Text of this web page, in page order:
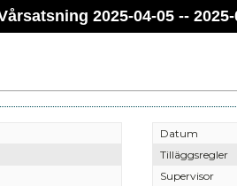
2025-04-05 -- 2025-
Datum
Tilläggsregler
Supervisor